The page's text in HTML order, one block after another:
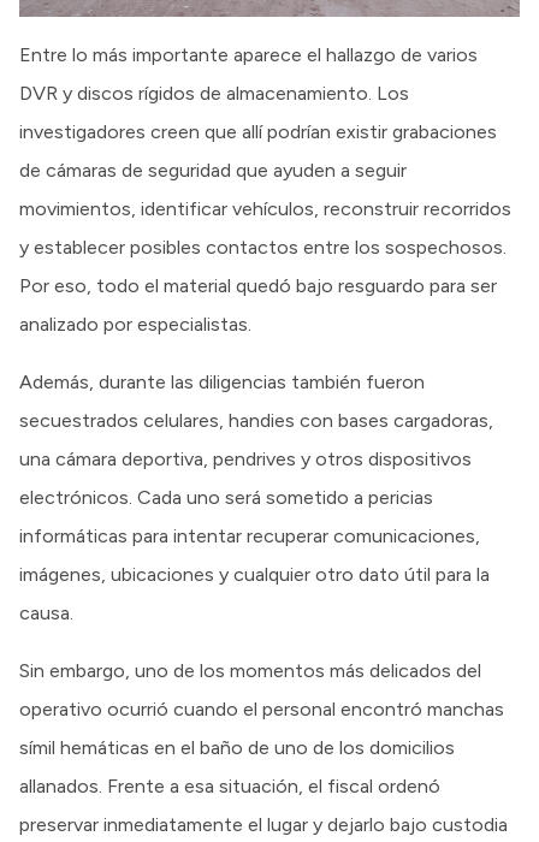
Entre lo más importante aparece el hallazgo de varios
DVR y discos rígidos de almacenamiento. Los
investigadores creen que allí podrían existir grabaciones
de cámaras de seguridad que ayuden a seguir
movimientos, identificar vehículos, reconstruir recorridos
y establecer posibles contactos entre los sospechosos.
Por eso, todo el material quedó bajo resguardo para ser
analizado por especialistas.
Además, durante las diligencias también fueron
secuestrados celulares, handies con bases cargadoras,
una cámara deportiva, pendrives y otros dispositivos
electrónicos. Cada uno será sometido a pericias
informáticas para intentar recuperar comunicaciones,
imágenes, ubicaciones y cualquier otro dato útil para la
causa.
Sin embargo, uno de los momentos más delicados del
operativo ocurrió cuando el personal encontró manchas
símil hemáticas en el baño de uno de los domicilios
allanados. Frente a esa situación, el fiscal ordenó
preservar inmediatamente el lugar y dejarlo bajo custodia